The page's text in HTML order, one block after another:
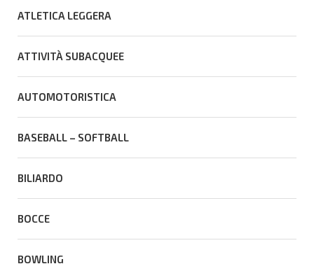
ATLETICA LEGGERA
ATTIVITÀ SUBACQUEE
AUTOMOTORISTICA
BASEBALL – SOFTBALL
BILIARDO
BOCCE
BOWLING